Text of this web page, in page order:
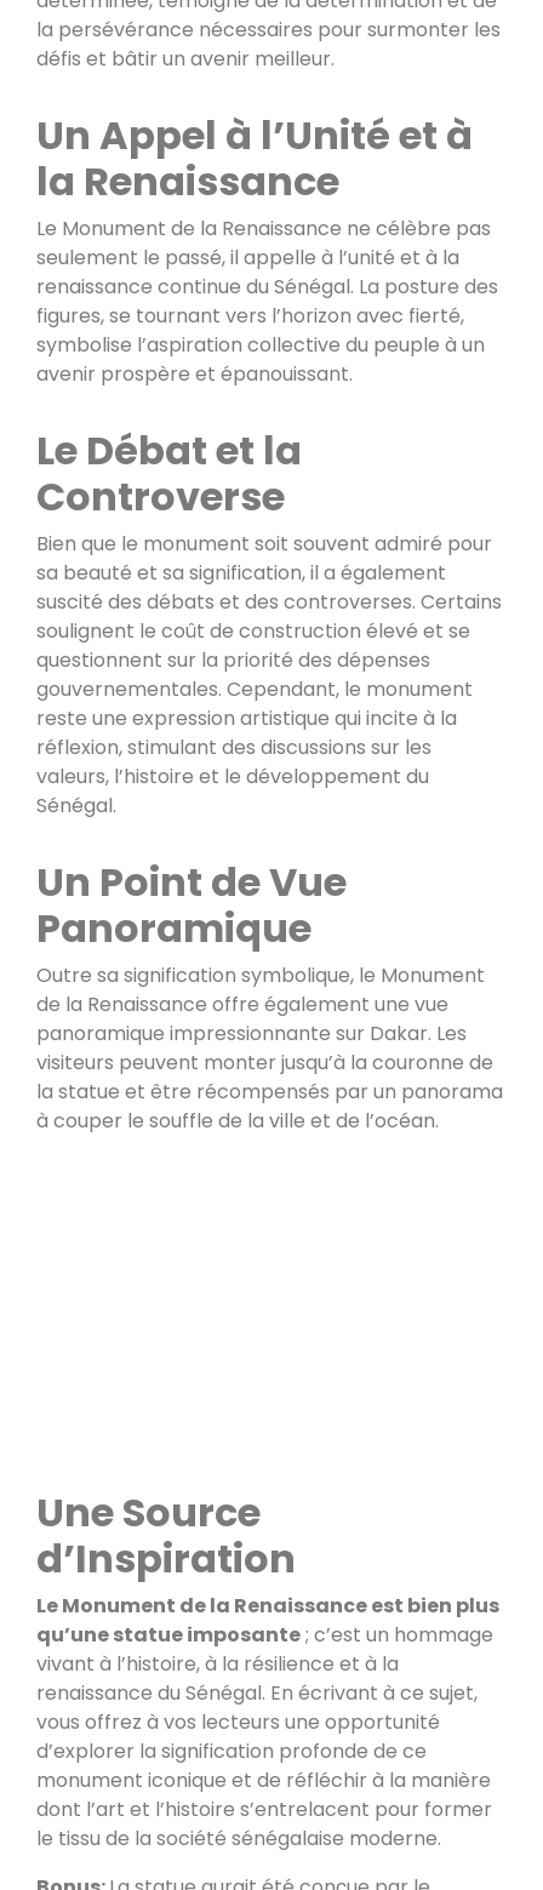
la persévérance nécessaires pour surmonter les
défis et bâtir un avenir meilleur.
Un Appel à l’Unité et à
la Renaissance
Le Monument de la Renaissance ne célèbre pas
seulement le passé, il appelle à l’unité et à la
renaissance continue du Sénégal. La posture des
figures, se tournant vers l’horizon avec fierté,
symbolise l’aspiration collective du peuple à un
avenir prospère et épanouissant.
Le Débat et la
Controverse
Bien que le monument soit souvent admiré pour
sa beauté et sa signification, il a également
suscité des débats et des controverses. Certains
soulignent le coût de construction élevé et se
questionnent sur la priorité des dépenses
gouvernementales. Cependant, le monument
reste une expression artistique qui incite à la
réflexion, stimulant des discussions sur les
valeurs, l’histoire et le développement du
Sénégal.
Un Point de Vue
Panoramique
Outre sa signification symbolique, le Monument
de la Renaissance offre également une vue
panoramique impressionnante sur Dakar. Les
visiteurs peuvent monter jusqu’à la couronne de
la statue et être récompensés par un panorama
à couper le souffle de la ville et de l’océan.
Une Source
d’Inspiration
Le Monument de la Renaissance est bien plus
qu’une statue imposante; c’est un hommage
vivant à l’histoire, à la résilience et à la
renaissance du Sénégal. En écrivant à ce sujet,
vous offrez à vos lecteurs une opportunité
d’explorer la signification profonde de ce
monument iconique et de réfléchir à la manière
dont l’art et l’histoire s’entrelacent pour former
le tissu de la société sénégalaise moderne.